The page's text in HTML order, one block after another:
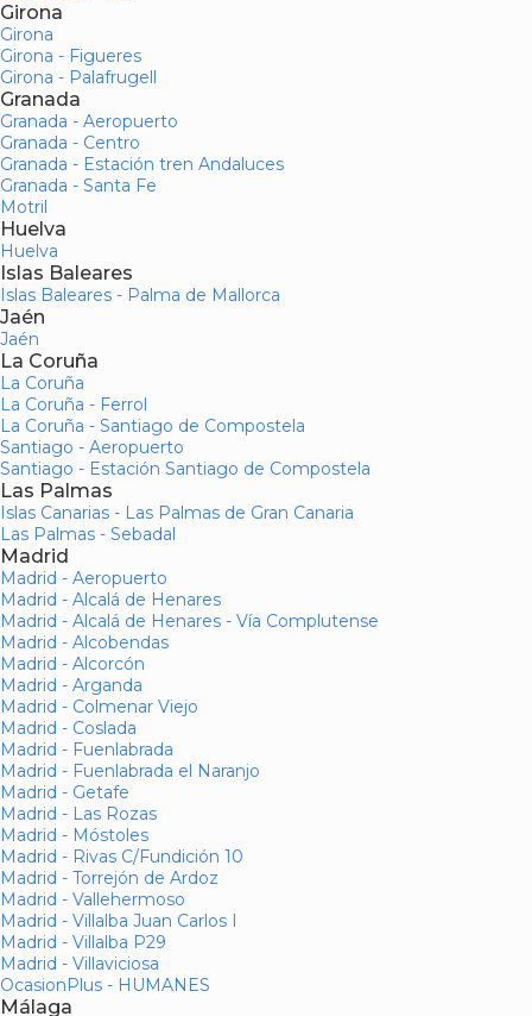
Girona
Girona
Girona - Figueres
Girona - Palafrugell
Granada
Granada - Aeropuerto
Granada - Centro
Granada - Estación tren Andaluces
Granada - Santa Fe
Motril
Huelva
Huelva
Islas Baleares
Islas Baleares - Palma de Mallorca
Jaén
Jaén
La Coruña
La Coruña
La Coruña - Ferrol
La Coruña - Santiago de Compostela
Santiago - Aeropuerto
Santiago - Estación Santiago de Compostela
Las Palmas
Islas Canarias - Las Palmas de Gran Canaria
Las Palmas - Sebadal
Madrid
Madrid - Aeropuerto
Madrid - Alcalá de Henares
Madrid - Alcalá de Henares - Vía Complutense
Madrid - Alcobendas
Madrid - Alcorcón
Madrid - Arganda
Madrid - Colmenar Viejo
Madrid - Coslada
Madrid - Fuenlabrada
Madrid - Fuenlabrada el Naranjo
Madrid - Getafe
Madrid - Las Rozas
Madrid - Móstoles
Madrid - Rivas C/Fundición 10
Madrid - Torrejón de Ardoz
Madrid - Vallehermoso
Madrid - Villalba Juan Carlos I
Madrid - Villalba P29
Madrid - Villaviciosa
OcasionPlus - HUMANES
Málaga